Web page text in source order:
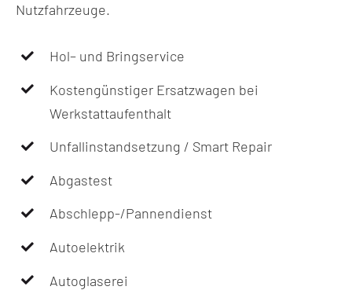
Nutzfahrzeuge.
Hol– und Bringservice
Kostengünstiger Ersatzwagen bei
Werkstattaufenthalt
Unfallinstandsetzung / Smart Repair
Abgastest
Abschlepp-/Pannendienst
Autoelektrik
Autoglaserei